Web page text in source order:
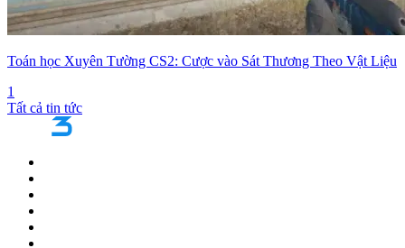
Toán học Xuyên Tường CS2: Cược vào Sát Thương Theo Vật Liệu
1
Tất cả tin tức